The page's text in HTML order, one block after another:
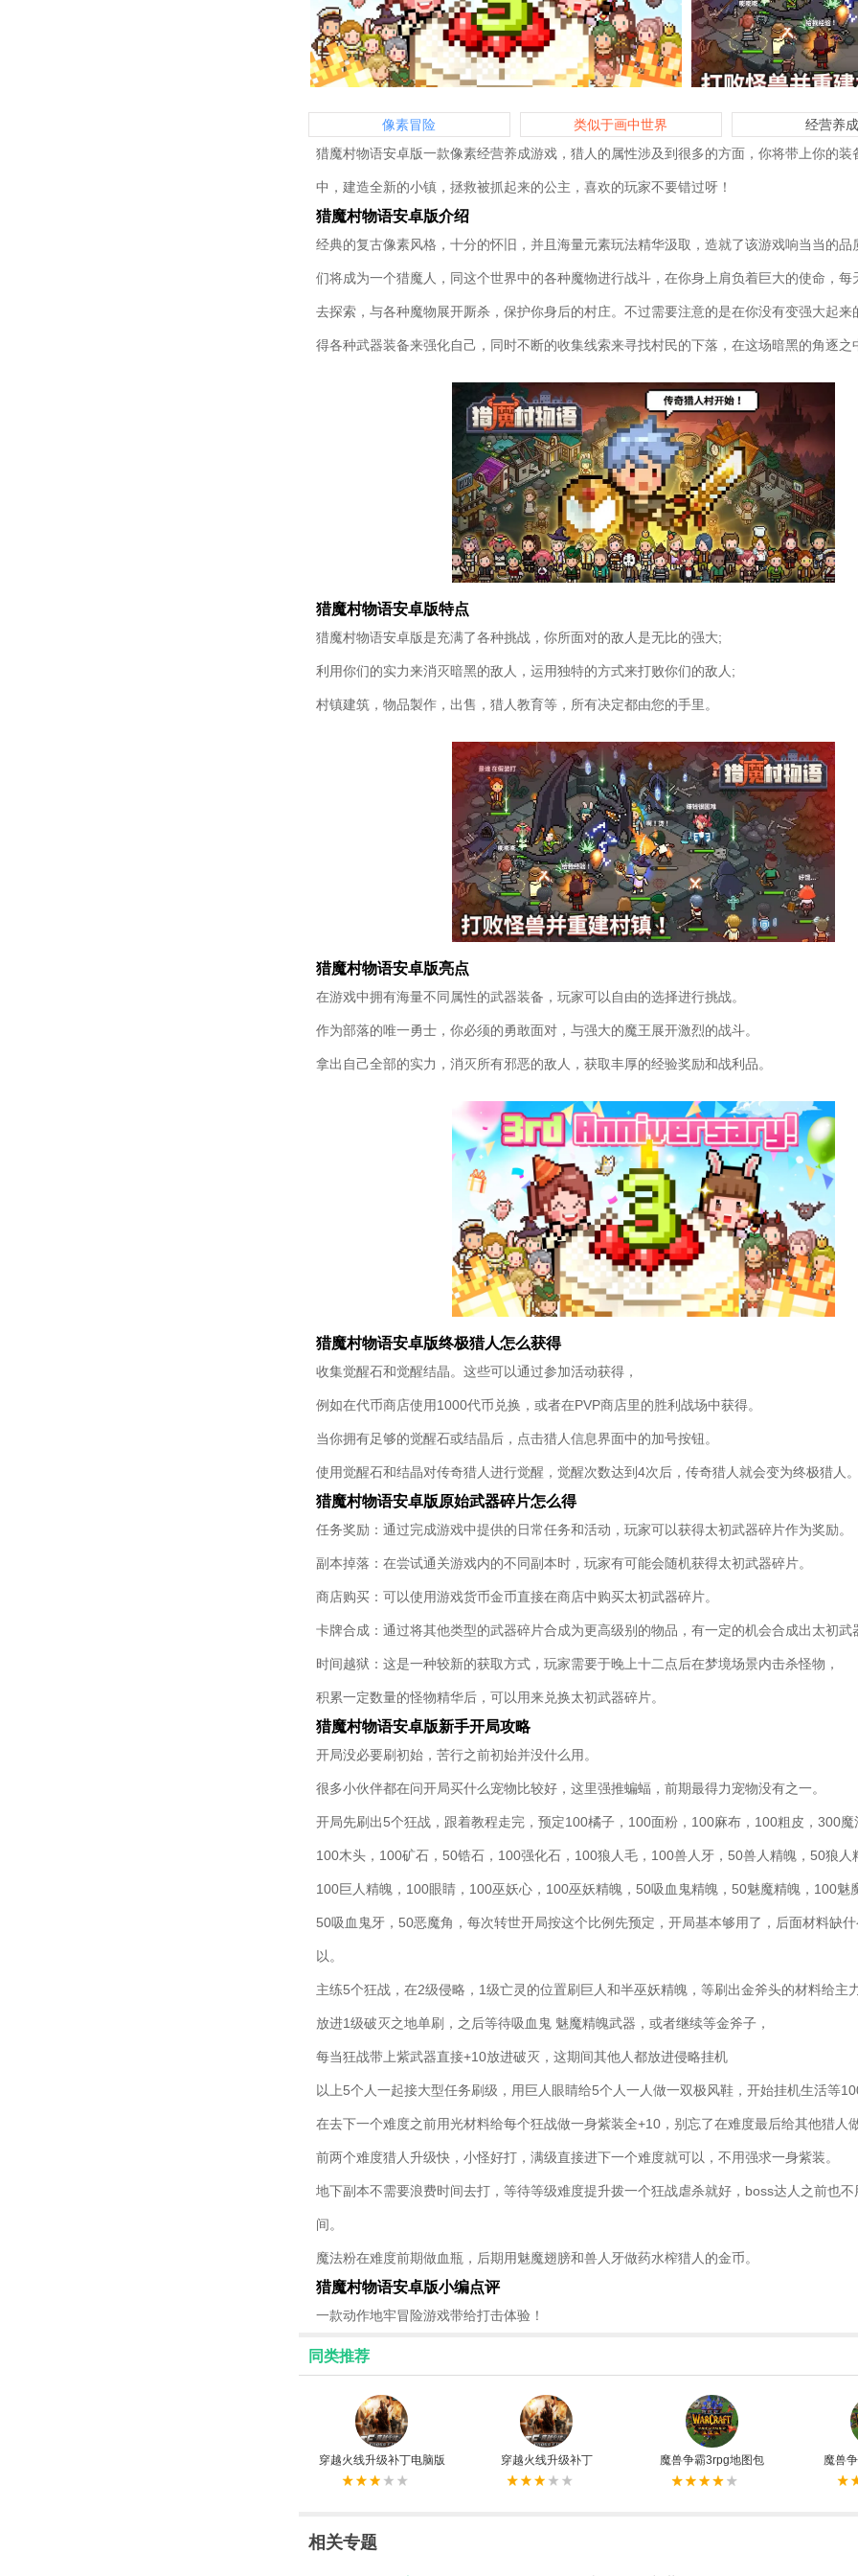
像素冒险 类似于画中世界
经营养成
猎魔村物语安卓版一款像素经营养成游戏，猎人的属性涉及到很多的方面，你将带上你的装
中，建造全新的小镇，拯救被抓起来的公主，喜欢的玩家不要错过呀！
猎魔村物语安卓版介绍
经典的复古像素风格，十分的怀旧，并且海量元素玩法精华汲取，造就了该游戏响当当的品
们将成为一个猎魔人，同这个世界中的各种魔物进行战斗，在你身上肩负着巨大的使命，每
去探索，与各种魔物展开厮杀，保护你身后的村庄。不过需要注意的是在你没有变强大起来
得各种武器装备来强化自己，同时不断的收集线索来寻找村民的下落，在这场暗黑的角逐之
猎魔村物语安卓版特点
猎魔村物语安卓版是充满了各种挑战，你所面对的敌人是无比的强大;
利用你们的实力来消灭暗黑的敌人，运用独特的方式来打败你们的敌人;
村镇建筑，物品製作，出售，猎人教育等，所有决定都由您的手里。
猎魔村物语安卓版亮点
在游戏中拥有海量不同属性的武器装备，玩家可以自由的选择进行挑战。
作为部落的唯一勇士，你必须的勇敢面对，与强大的魔王展开激烈的战斗。
拿出自己全部的实力，消灭所有邪恶的敌人，获取丰厚的经验奖励和战利品。
猎魔村物语安卓版终极猎人怎么获得
收集觉醒石和觉醒结晶。这些可以通过参加活动获得，
例如在代币商店使用1000代币兑换，或者在PVP商店里的胜利战场中获得。
当你拥有足够的觉醒石或结晶后，点击猎人信息界面中的加号按钮。
使用觉醒石和结晶对传奇猎人进行觉醒，觉醒次数达到4次后，传奇猎人就会变为终极猎人。
猎魔村物语安卓版原始武器碎片怎么得
任务奖励：通过完成游戏中提供的日常任务和活动，玩家可以获得太初武器碎片作为奖励。
副本掉落：在尝试通关游戏内的不同副本时，玩家有可能会随机获得太初武器碎片。
商店购买：可以使用游戏货币金币直接在商店中购买太初武器碎片。
卡牌合成：通过将其他类型的武器碎片合成为更高级别的物品，有一定的机会合成出太初武
时间越狱：这是一种较新的获取方式，玩家需要于晚上十二点后在梦境场景内击杀怪物，
积累一定数量的怪物精华后，可以用来兑换太初武器碎片。
猎魔村物语安卓版新手开局攻略
开局没必要刷初始，苦行之前初始并没什么用。
很多小伙伴都在问开局买什么宠物比较好，这里强推蝙蝠，前期最得力宠物没有之一。
开局先刷出5个狂战，跟着教程走完，预定100橘子，100面粉，100麻布，100粗皮，300魔
100木头，100矿石，50锆石，100强化石，100狼人毛，100兽人牙，50兽人精魄，50狼人
100巨人精魄，100眼睛，100巫妖心，100巫妖精魄，50吸血鬼精魄，50魅魔精魄，100魅
50吸血鬼牙，50恶魔角，每次转世开局按这个比例先预定，开局基本够用了，后面材料缺
以。
主练5个狂战，在2级侵略，1级亡灵的位置刷巨人和半巫妖精魄，等刷出金斧头的材料给主
放进1级破灭之地单刷，之后等待吸血鬼 魅魔精魄武器，或者继续等金斧子，
每当狂战带上紫武器直接+10放进破灭，这期间其他人都放进侵略挂机
以上5个人一起接大型任务刷级，用巨人眼睛给5个人一人做一双极风鞋，开始挂机生活等
在去下一个难度之前用光材料给每个狂战做一身紫装全+10，别忘了在难度最后给其他猎人
前两个难度猎人升级快，小怪好打，满级直接进下一个难度就可以，不用强求一身紫装。
地下副本不需要浪费时间去打，等待等级难度提升拨一个狂战虐杀就好，boss达人之前也
间。
魔法粉在难度前期做血瓶，后期用魅魔翅膀和兽人牙做药水榨猎人的金币。
猎魔村物语安卓版小编点评
一款动作地牢冒险游戏带给打击体验！
同类推荐
穿越火线升级补丁电脑版 穿越火线升级补丁 魔兽争霸3rpg地图包 魔兽
相关专题